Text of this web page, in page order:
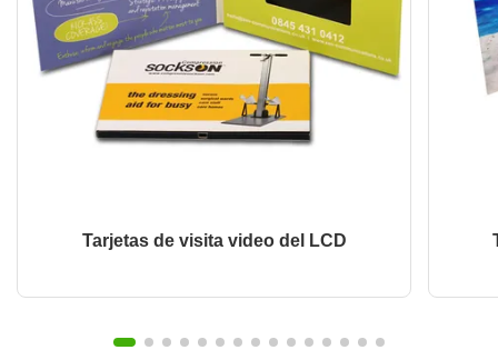
Tarjetas de visita video del LCD